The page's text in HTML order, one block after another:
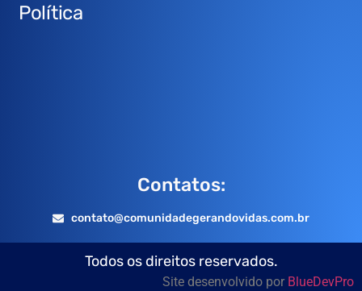
Política
Contatos:
contato@comunidadegerandovidas.com.br
Todos os direitos reservados.
Site desenvolvido por BlueDevPro